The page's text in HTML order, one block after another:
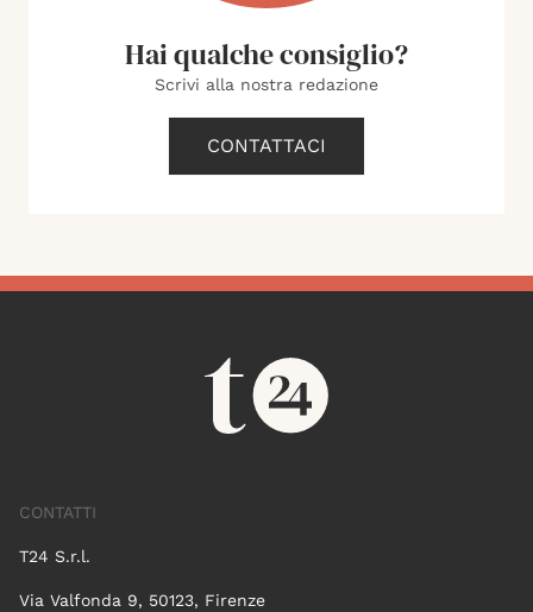
Hai qualche consiglio?
Scrivi alla nostra redazione
CONTATTACI
CONTATTI
T24 S.r.l.
Via Valfonda 9, 50123, Firenze